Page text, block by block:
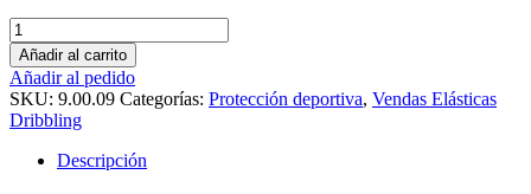
Cantidad
Añadir al carrito
Añadir al pedido
SKU: 9.00.09 Categorías: Protección deportiva, Vendas Elásticas
Dribbling
Descripción